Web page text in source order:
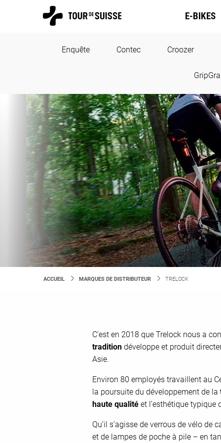
E-BIKES
Enquête Contec Croozer
ACCUEIL MARQUES DE DISTRIBUTEUR CURRENT:
TRELOCK
C’est en 2018 que Trelock nous a
tradition développe et produit
Asie.
Environ 80 employés travaillent au
la poursuite du développement de la
haute qualité et l’esthétique typique
Qu’il s’agisse de verrous de vélo
et de lampes de poche à pile – en